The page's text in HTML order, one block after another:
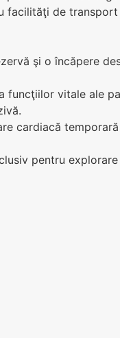
de
şi o încăpere
funcţiilor vitale ale
cardiacă
pentru